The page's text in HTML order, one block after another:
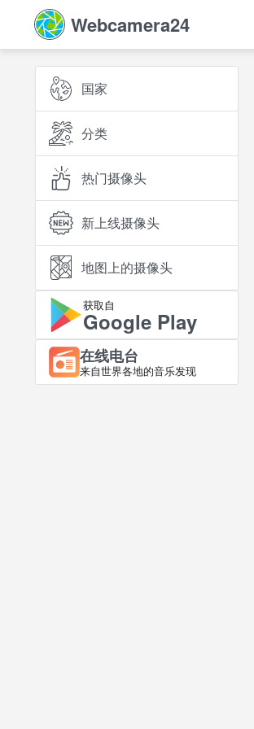
Webcamera24
国家
分类
热门摄像头
新上线摄像头
地图上的摄像头
获取自
Google Play
在线电台
来自世界各地的音乐发现